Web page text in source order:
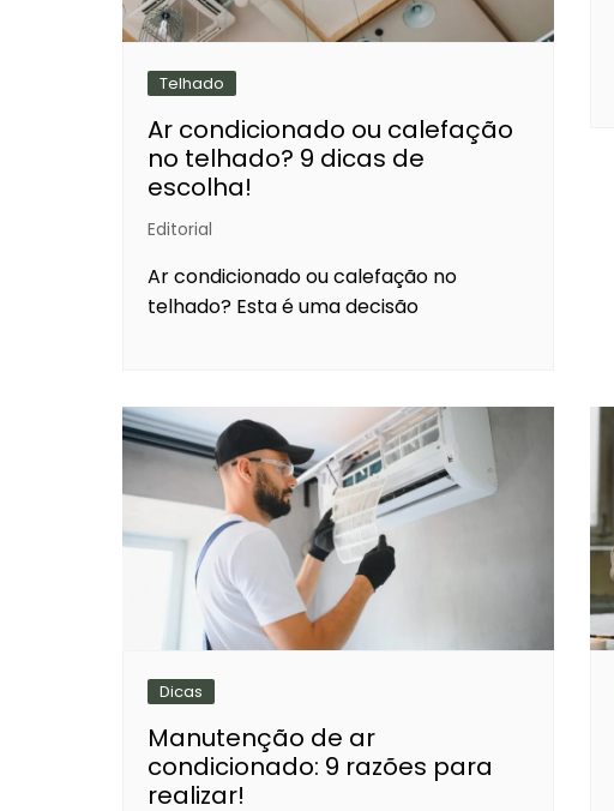
Telhado
Ar condicionado ou calefação
no telhado? 9 dicas de
escolha!
Editorial
Ar condicionado ou calefação no
telhado? Esta é uma decisão
Dicas
Manutenção de ar
condicionado: 9 razões para
realizar!